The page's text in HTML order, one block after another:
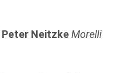
Peter NeitzkeMorelli